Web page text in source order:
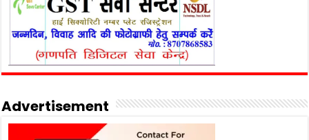
Advertisement